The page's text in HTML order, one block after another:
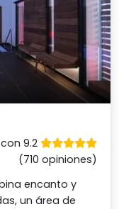
9.2
(710 opiniones)
encanto y
un área de